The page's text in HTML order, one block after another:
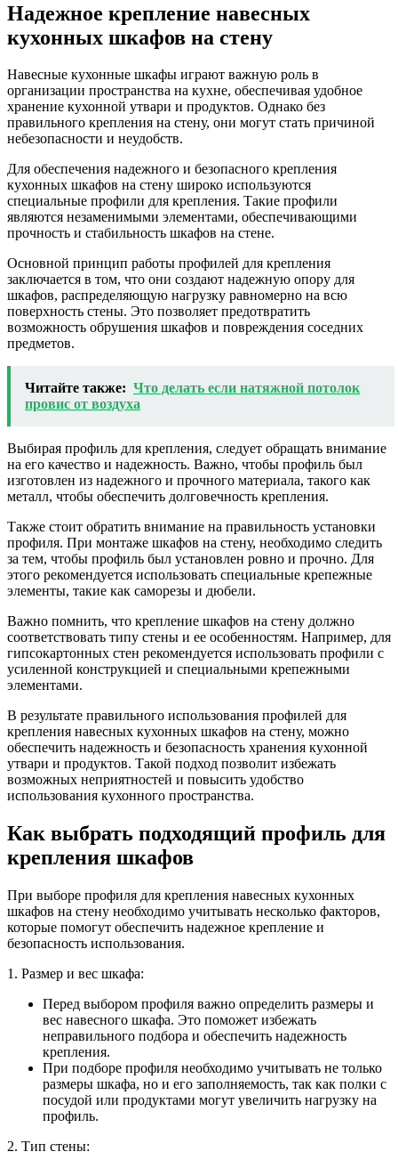
Надежное крепление навесных
кухонных шкафов на стену
Навесные кухонные шкафы играют важную роль в
организации пространства на кухне, обеспечивая удобное
хранение кухонной утвари и продуктов. Однако без
правильного крепления на стену, они могут стать причиной
небезопасности и неудобств.
Для обеспечения надежного и безопасного крепления
кухонных шкафов на стену широко используются
специальные профили для крепления. Такие профили
являются незаменимыми элементами, обеспечивающими
прочность и стабильность шкафов на стене.
Основной принцип работы профилей для крепления
заключается в том, что они создают надежную опору для
шкафов, распределяющую нагрузку равномерно на всю
поверхность стены. Это позволяет предотвратить
возможность обрушения шкафов и повреждения соседних
предметов.
Читайте также: Что делать если натяжной потолок
провис от воздуха
Выбирая профиль для крепления, следует обращать внимание
на его качество и надежность. Важно, чтобы профиль был
изготовлен из надежного и прочного материала, такого как
металл, чтобы обеспечить долговечность крепления.
Также стоит обратить внимание на правильность установки
профиля. При монтаже шкафов на стену, необходимо следить
за тем, чтобы профиль был установлен ровно и прочно. Для
этого рекомендуется использовать специальные крепежные
элементы, такие как саморезы и дюбели.
Важно помнить, что крепление шкафов на стену должно
соответствовать типу стены и ее особенностям. Например, для
гипсокартонных стен рекомендуется использовать профили с
усиленной конструкцией и специальными крепежными
элементами.
В результате правильного использования профилей для
крепления навесных кухонных шкафов на стену, можно
обеспечить надежность и безопасность хранения кухонной
утвари и продуктов. Такой подход позволит избежать
возможных неприятностей и повысить удобство
использования кухонного пространства.
Как выбрать подходящий профиль для
крепления шкафов
При выборе профиля для крепления навесных кухонных
шкафов на стену необходимо учитывать несколько факторов,
которые помогут обеспечить надежное крепление и
безопасность использования.
1. Размер и вес шкафа:
Перед выбором профиля важно определить размеры и
вес навесного шкафа. Это поможет избежать
неправильного подбора и обеспечить надежность
крепления.
При подборе профиля необходимо учитывать не только
размеры шкафа, но и его заполняемость, так как полки с
посудой или продуктами могут увеличить нагрузку на
профиль.
2. Тип стены: